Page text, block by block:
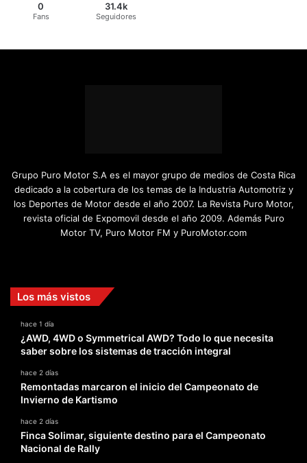
0
Fans
31.4k
Seguidores
Grupo Puro Motor S.A es el mayor grupo de medios de Costa Rica
dedicado a la cobertura de los temas de la Industria Automotriz y
los Deportes de Motor desde el año 2007. La Revista Puro Motor,
revista oficial de Expomovil desde el año 2009. Además Puro
Motor TV, Puro Motor FM y PuroMotor.com
Los más vistos
hace 1 día
¿AWD, 4WD o Symmetrical AWD? Todo lo que necesita
saber sobre los sistemas de tracción integral
hace 2 días
Remontadas marcaron el inicio del Campeonato de
Invierno de Kartismo
hace 2 días
Finca Solimar, siguiente destino para el Campeonato
Nacional de Rally